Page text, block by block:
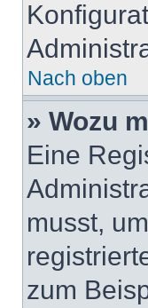
Nach oben
» Wozu
Eine
musst,
zum